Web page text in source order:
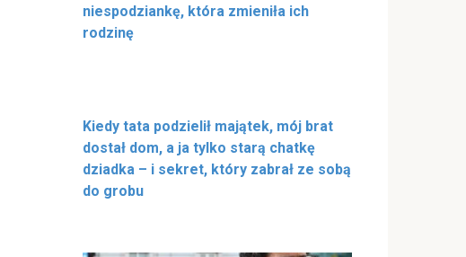
niespodziankę, która zmieniła ich
rodzinę
Kiedy tata podzielił majątek, mój brat
dostał dom, a ja tylko starą chatkę
dziadka – i sekret, który zabrał ze sobą
do grobu